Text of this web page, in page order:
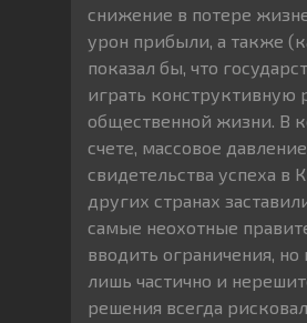
снижение в потере
урон прибыли, а также
показал бы, что
играть конструктивную
общественной жизни. В
счете, массовое
свидетельства успеха в
других странах
самые неохотные
вводить ограничения, но
лишь частично и
решения всегда